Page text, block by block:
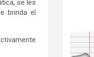
se les
brinda el